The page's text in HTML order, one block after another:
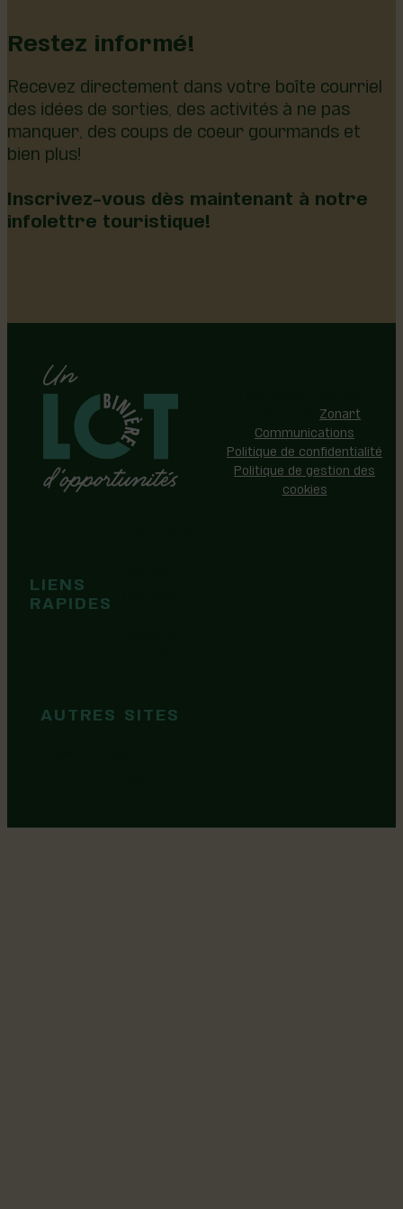
Restez informé!
Recevez directement dans votre boîte courriel
des idées de sorties, des activités à ne pas
manquer, des coups de coeur gourmands et
bien plus!
Inscrivez-vous dès maintenant à notre
infolettre touristique!
LIENS
RAPIDES
AUTRES SITES
Zonart
Communications
Politique de confidentialité
Politique de gestion des
cookies